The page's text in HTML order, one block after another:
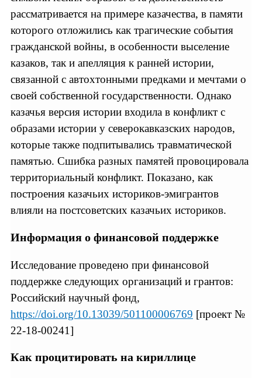
рассматривается на примере казачества, в памяти
которого отложились как трагические события
гражданской войны, в особенности выселение
казаков, так и апелляция к ранней истории,
связанной с автохтонными предками и мечтами о
своей собственной государственности. Однако
казачья версия истории входила в конфликт с
образами истории у северокавказских народов,
которые также подпитывались травматической
памятью. Сшибка разных памятей провоцировала
территориальный конфликт. Показано, как
построения казачьих историков-эмигрантов
влияли на постсоветских казачьих историков.
Информация о финансовой поддержке
Исследование проведено при финансовой
поддержке следующих организаций и грантов:
Российский научный фонд,
https://doi.org/10.13039/501100006769 [проект №
22-18-00241]
Как процитировать на кириллице